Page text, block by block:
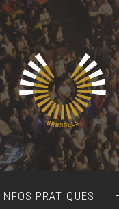
INFOS PRATIQUES